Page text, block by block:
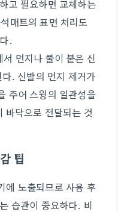
고 필요하면 교체하는
매트의 표면 처리도
.
먼지나 풀이 붙은 신
. 신발의 먼지 제거가
주어 스윙의 일관성을
바닥으로 전달되는 것
팁
에 노출되므로 사용 후
습관이 중요하다. 비